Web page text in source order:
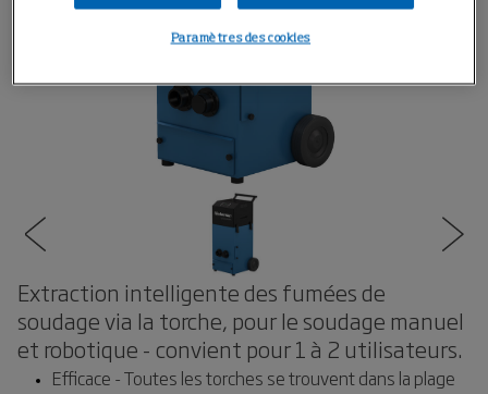
Extraction intelligente des fumées de
soudage via la torche, pour le soudage manuel
et robotique - convient pour 1 à 2 utilisateurs.
Efficace - Toutes les torches se trouvent dans la plage
Paramètres des cookies